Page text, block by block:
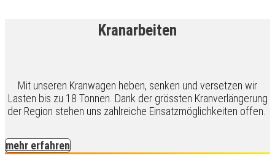
Kranarbeiten
Mit unseren Kranwagen heben, senken und versetzen wir
Lasten bis zu 18 Tonnen. Dank der grössten Kranverlängerung
der Region stehen uns zahlreiche Einsatzmöglichkeiten offen.
mehr erfahren